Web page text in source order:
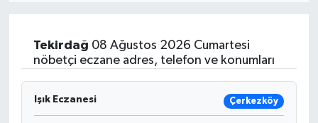
Tekirdağ 08 Ağustos 2026 Cumartesi
nöbetçi eczane adres, telefon ve konumları
Işık Eczanesi Çerkezköy